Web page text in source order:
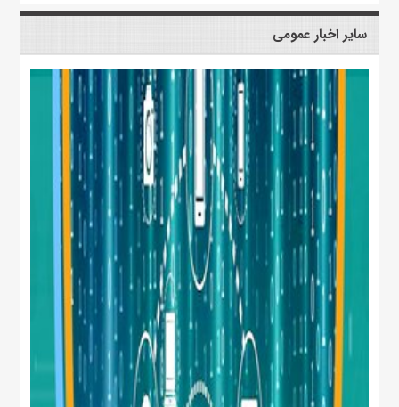
سایر اخبار عمومی